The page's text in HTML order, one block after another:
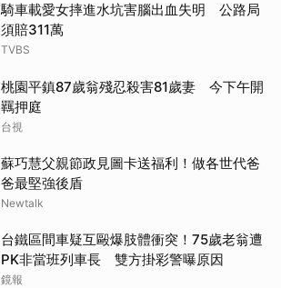
騎車載愛女摔進水坑害腦出血失明 公路局
須賠311萬
TVBS
桃園平鎮87歲翁殘忍殺害81歲妻 今下午開
羈押庭
台視
蘇巧慧父親節政見圖卡送福利！做各世代爸
爸最堅強後盾
Newtalk
台鐵區間車疑互毆爆肢體衝突！75歲老翁遭
PK非當班列車長 雙方掛彩警曝原因
鏡報